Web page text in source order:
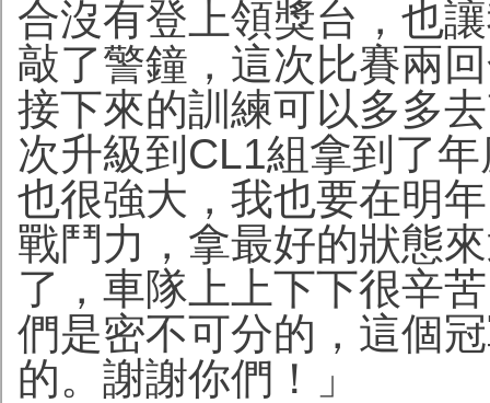
合沒有登上領獎台，也
敲了警鐘，這次比賽兩
接下來的訓練可以多多
次升級到CL1組拿到了
也很強大，我也要在明
戰鬥力，拿最好的狀態
了，車隊上上下下很辛
們是密不可分的，這個
的。謝謝你們！」